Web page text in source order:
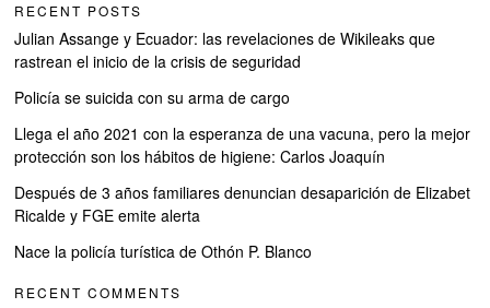
RECENT POSTS
Julian Assange y Ecuador: las revelaciones de Wikileaks que
rastrean el inicio de la crisis de seguridad
Policía se suicida con su arma de cargo
Llega el año 2021 con la esperanza de una vacuna, pero la mejor
protección son los hábitos de higiene: Carlos Joaquín
Después de 3 años familiares denuncian desaparición de Elizabet
Ricalde y FGE emite alerta
Nace la policía turística de Othón P. Blanco
RECENT COMMENTS